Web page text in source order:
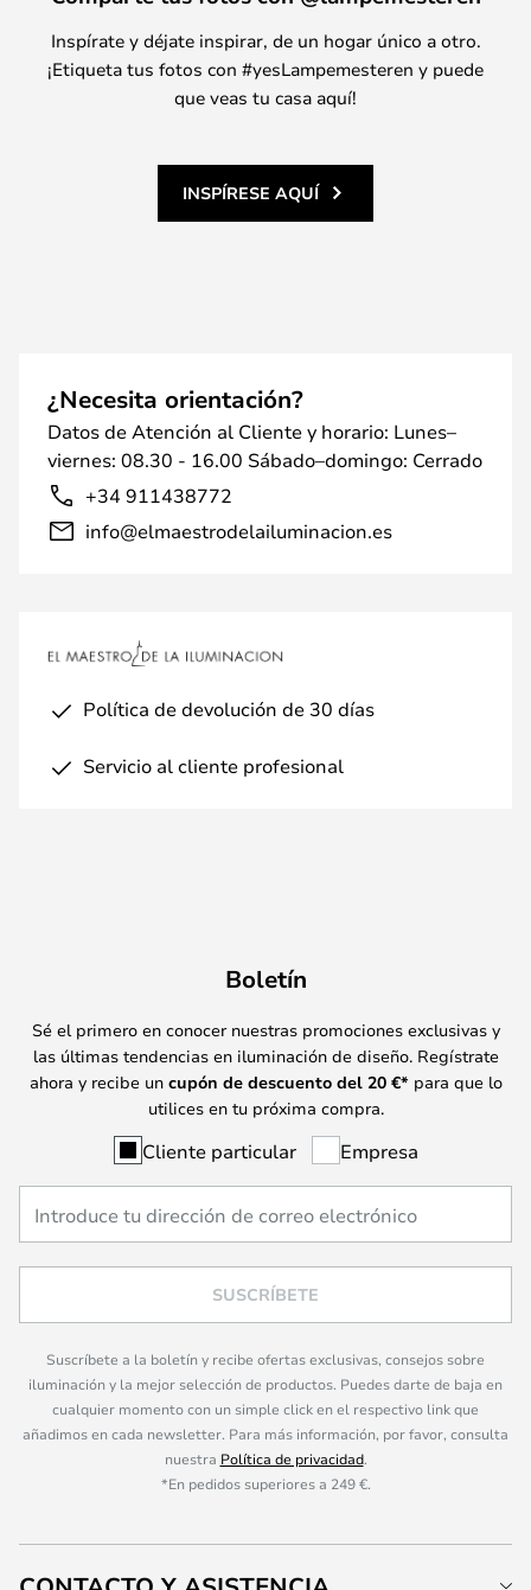
Inspírate y déjate inspirar, de un hogar único a otro.
¡Etiqueta tus fotos con #yesLampemesteren y puede
que veas tu casa aquí!
INSPÍRESE AQUÍ
¿Necesita orientación?
Datos de Atención al Cliente y horario: Lunes–
viernes: 08.30 - 16.00 Sábado–domingo: Cerrado
+34 911438772
info@elmaestrodelailuminacion.es
Política de devolución de 30 días
Servicio al cliente profesional
Boletín
Sé el primero en conocer nuestras promociones exclusivas y
las últimas tendencias en iluminación de diseño. Regístrate
ahora y recibe un cupón de descuento del 20 €* para que lo
utilices en tu próxima compra.
Cliente particular Empresa
SUSCRÍBETE
Suscríbete a la boletín y recibe ofertas exclusivas, consejos sobre
iluminación y la mejor selección de productos. Puedes darte de baja en
cualquier momento con un simple click en el respectivo link que
añadimos en cada newsletter. Para más información, por favor, consulta
nuestra Política de privacidad.
*En pedidos superiores a 249 €.